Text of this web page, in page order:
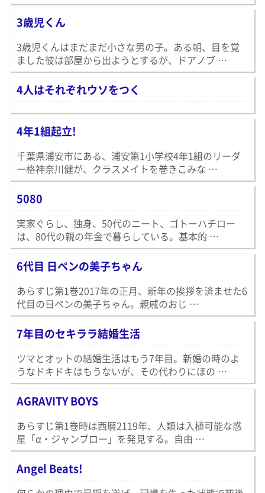
3歳児くん
3歳児くんはまだまだ小さな男の子。ある朝、目を覚
ました彼は部屋から出ようとするが、ドアノブ …
4人はそれぞれウソをつく
4年1組起立!
千葉県浦安市にある、浦安第1小学校4年1組のリーダ
ー格神奈川健が、クラスメイトを巻きこみな …
5080
実家ぐらし、独身、50代のニート、ゴトーハチロー
は、80代の親の年金で暮らしている。基本的 …
6代目 日ペンの美子ちゃん
あらすじ第1巻2017年の正月、新年の挨拶を済ませた6
代目の日ペンの美子ちゃん。親戚のおじ …
7年目のセキララ結婚生活
ツマとオットの結婚生活はもう7年目。新婚の時のよ
うなドキドキはもうないが、その代わりにほの …
AGRAVITY BOYS
あらすじ第1巻時は西暦2119年、人類は入植可能な惑
星「α・ジャンブロー」を発見する。自由 …
Angel Beats!